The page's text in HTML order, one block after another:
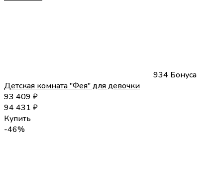
934 Бонуса
Детская комната "Фея" для девочки
93 409 ₽
94 431 ₽
Купить
-46%